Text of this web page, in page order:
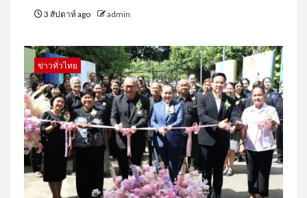
3 สัปดาห์ ago admin
ข่าวทั่วไทย